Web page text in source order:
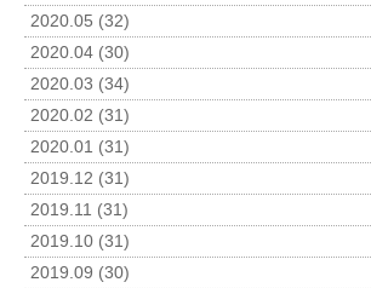
2020.05 (32)
2020.04 (30)
2020.03 (34)
2020.02 (31)
2020.01 (31)
2019.12 (31)
2019.11 (31)
2019.10 (31)
2019.09 (30)